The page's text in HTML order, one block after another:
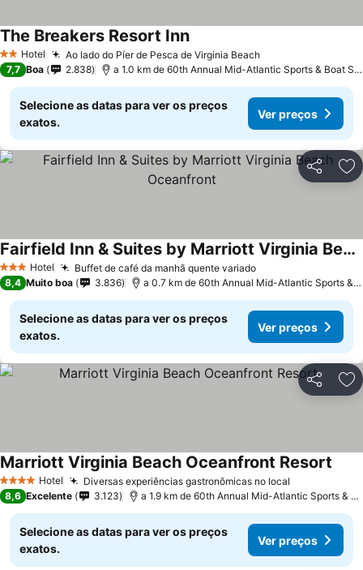
2 Estrelas
Hotel Ao lado do Píer de Pesca de Virginia Beach
The Breakers Resort Inn
7,7 Boa 2.838 a 1.0 km de 60th Annual Mid-Atlantic Sports & Boat Show
Selecione as datas para ver os preços
exatos.
Ver preços
Partilhar
3 EstrelasHotel Buffet de café da manhã quente variado
Fairfield Inn & Suites by Marriott Virginia Beach Oceanfront
8,4 Muito boa 3.836 a 0.7 km de 60th Annual Mid-Atlantic Sports & Boat Show
Selecione as datas para ver os preços
exatos.
Ver preços
Partilhar
4 EstrelasHotel Diversas experiências gastronômicas no local
Marriott Virginia Beach Oceanfront Resort
8,6 Excelente 3.123 a 1.9 km de 60th Annual Mid-Atlantic Sports & Boat Show
Selecione as datas para ver os preços
exatos.
Ver preços